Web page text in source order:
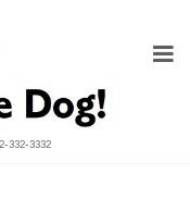
3332